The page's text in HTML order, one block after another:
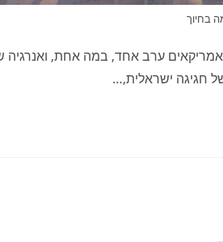
בחיוך
אמריקאים ערב אחד, במה אחת, ואנרגיה